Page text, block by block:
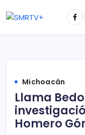
Michoacán
Llama
Homero